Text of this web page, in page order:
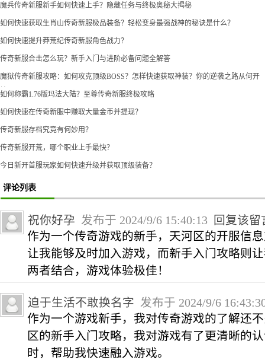
魔兵传奇新服新手如何快速上手？隐藏任务与终极奥秘大揭秘
如何快速获取生肖山传奇新服极品装备？轻松变身最强战神的秘诀是什么？
如何快速提升莽荒纪传奇新服角色战力？
传奇新服合击怎么玩？新手入门与进阶必备问题全解答
魔狱传奇新服攻略：如何攻克顶级BOSS？怎样快速获取神装？你的逆袭之路从何开
始？
如何称霸1.76版玛法大陆？至尊传奇新服终极攻略
如何快速在传奇新服中赚取大量金币并提现？
传奇新服存档究竟有何妙用？
传奇新服开荒，哪个职业上手最快？
今日新开首服玩家如何快速升级并获取顶级装备？
评论列表
祝你好孕 发布于 2024/9/6 15:40:13
回复该留
作为一个传奇游戏的新手，天河区的开服信
让我能够及时加入游戏，而新手入门攻略则
两者结合，游戏体验极佳！
迫于生活不敢换名字 发布于 2024/9/6
作为一个游戏新手，我对传奇游戏的了解还
区的新手入门攻略，我对游戏有了更清晰的
时，帮助我快速融入游戏。